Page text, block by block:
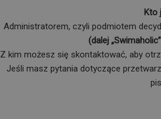
Kto
Administratorem, czyli podmiotem
(dalej
Z kim możesz się skontaktować, aby
Jeśli masz pytania dotyczące